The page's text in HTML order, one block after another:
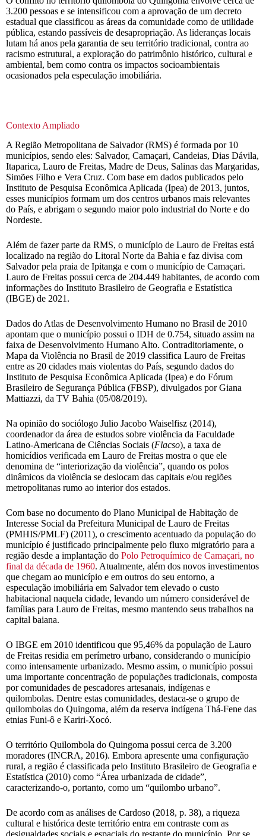
3.200 pessoas e se intensificou com a aprovação de um decreto
estadual que classificou as áreas da comunidade como de utilidade
pública, estando passíveis de desapropriação. As lideranças locais
lutam há anos pela garantia de seu território tradicional, contra ao
racismo estrutural, a exploração do patrimônio histórico, cultural e
ambiental, bem como contra os impactos socioambientais
ocasionados pela especulação imobiliária.
Contexto Ampliado
A Região Metropolitana de Salvador (RMS) é formada por 10
municípios, sendo eles: Salvador, Camaçari, Candeias, Dias Dávila,
Itaparica, Lauro de Freitas, Madre de Deus, Salinas das Margaridas,
Simões Filho e Vera Cruz. Com base em dados publicados pelo
Instituto de Pesquisa Econômica Aplicada (Ipea) de 2013, juntos,
esses municípios formam um dos centros urbanos mais relevantes
do País, e abrigam o segundo maior polo industrial do Norte e do
Nordeste.
Além de fazer parte da RMS, o município de Lauro de Freitas está
localizado na região do Litoral Norte da Bahia e faz divisa com
Salvador pela praia de Ipitanga e com o município de Camaçari.
Lauro de Freitas possui cerca de 204.449 habitantes, de acordo com
informações do Instituto Brasileiro de Geografia e Estatística
(IBGE) de 2021.
Dados do Atlas de Desenvolvimento Humano no Brasil de 2010
apontam que o município possui o IDH de 0.754, situado assim na
faixa de Desenvolvimento Humano Alto. Contraditoriamente, o
Mapa da Violência no Brasil de 2019 classifica Lauro de Freitas
entre as 20 cidades mais violentas do País, segundo dados do
Instituto de Pesquisa Econômica Aplicada (Ipea) e do Fórum
Brasileiro de Segurança Pública (FBSP), divulgados por Giana
Mattiazzi, da TV Bahia (05/08/2019).
Na opinião do sociólogo Julio Jacobo Waiselfisz (2014),
coordenador da área de estudos sobre violência da Faculdade
Latino-Americana de Ciências Sociais (Flacso), a taxa de
homicídios verificada em Lauro de Freitas mostra o que ele
denomina de “interiorização da violência”, quando os polos
dinâmicos da violência se deslocam das capitais e/ou regiões
metropolitanas rumo ao interior dos estados.
Com base no documento do Plano Municipal de Habitação de
Interesse Social da Prefeitura Municipal de Lauro de Freitas
(PMHIS/PMLF) (2011), o crescimento acentuado da população do
município é justificado principalmente pelo fluxo migratório para a
região desde a implantação do Polo Petroquímico de Camaçari, no
final da década de 1960. Atualmente, além dos novos investimentos
que chegam ao município e em outros do seu entorno, a
especulação imobiliária em Salvador tem elevado o custo
habitacional naquela cidade, levando um número considerável de
famílias para Lauro de Freitas, mesmo mantendo seus trabalhos na
capital baiana.
O IBGE em 2010 identificou que 95,46% da população de Lauro
de Freitas residia em perímetro urbano, considerando o município
como intensamente urbanizado. Mesmo assim, o município possui
uma importante concentração de populações tradicionais, composta
por comunidades de pescadores artesanais, indígenas e
quilombolas. Dentre estas comunidades, destaca-se o grupo de
quilombolas do Quingoma, além da reserva indígena Thá-Fene das
etnias Funi-ô e Kariri-Xocó.
O território Quilombola do Quingoma possui cerca de 3.200
moradores (INCRA, 2016). Embora apresente uma configuração
rural, a região é classificada pelo Instituto Brasileiro de Geografia e
Estatística (2010) como “Área urbanizada de cidade”,
caracterizando-o, portanto, como um “quilombo urbano”.
De acordo com as análises de Cardoso (2018, p. 38), a riqueza
cultural e histórica deste território entra em contraste com as
desigualdades sociais e espaciais do restante do município. Por se